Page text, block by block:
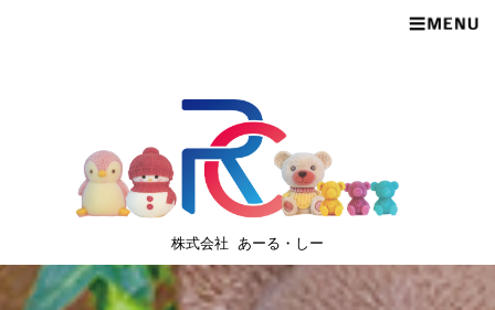
株式会社 あーる・しー